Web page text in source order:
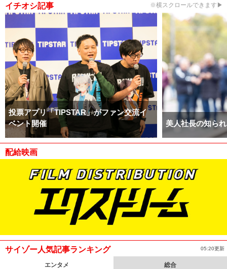
イチオシ記事 ※横スクロールできます▶
投票アプリ「TIPSTAR」がファン交流イ
ベント開催
美人社長の知ら
配給映画
サイゾー人気記事ランキング 05:20更新
エンタメ 総合